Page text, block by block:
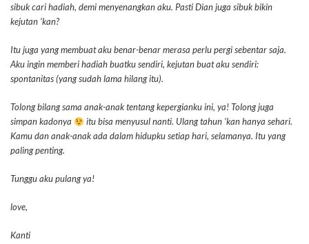
sibuk cari hadiah, demi menyenangkan aku. Pasti Dian juga sibuk bikin
kejutan ‘kan?
Itu juga yang membuat aku benar-benar merasa perlu pergi sebentar saja.
Aku ingin memberi hadiah buatku sendiri, kejutan buat aku sendiri:
spontanitas (yang sudah lama hilang itu).
Tolong bilang sama anak-anak tentang kepergianku ini, ya! Tolong juga
simpan kadonya
itu bisa menyusul nanti. Ulang tahun ‘kan hanya sehari.
Kamu dan anak-anak ada dalam hidupku setiap hari, selamanya. Itu yang
paling penting.
Tunggu aku pulang ya!
love,
Kanti